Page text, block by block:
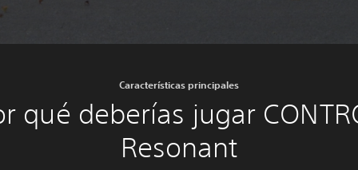
Características principales
qué deberías jugar
Resonant